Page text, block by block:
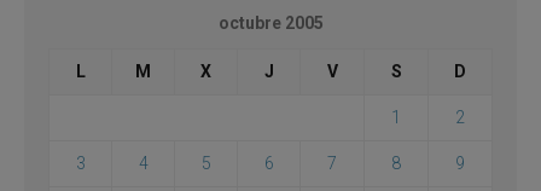
octubre 2005
L M X J V S D
1 2
3 4 5 6 7 8 9